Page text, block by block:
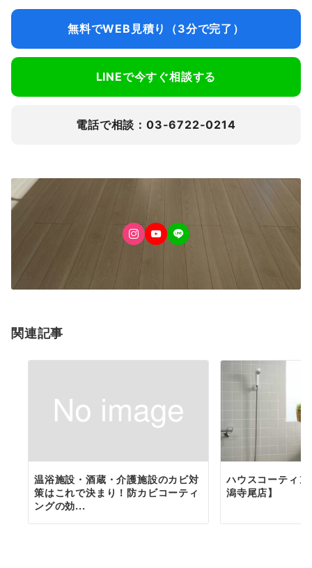
無料でWEB見積り（3分で完了）
LINEで今すぐ相談する
電話で相談：03-6722-0214
関連記事
温浴施設・酒蔵・介護施設のカビ対
策はこれで決まり！防カビコーティ
ングの効...
ハウスコーティ
潟寺尾店】